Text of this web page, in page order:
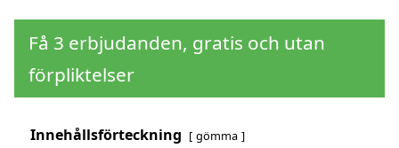
Få 3 erbjudanden, gratis och utan
förpliktelser
Innehållsförteckning gömma